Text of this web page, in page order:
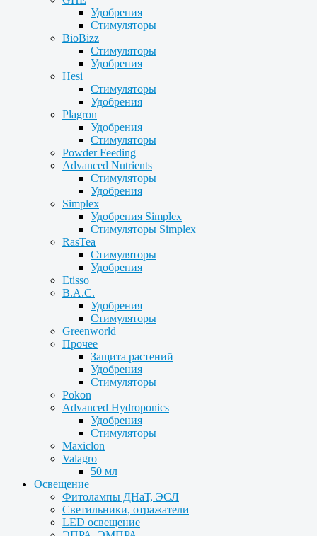
Удобрения
Стимуляторы
BioBizz
Стимуляторы
Удобрения
Hesi
Стимуляторы
Удобрения
Plagron
Удобрения
Стимуляторы
Powder Feeding
Advanced Nutrients
Стимуляторы
Удобрения
Simplex
Удобрения Simplex
Стимуляторы Simplex
RasTea
Стимуляторы
Удобрения
Etisso
B.A.C.
Удобрения
Стимуляторы
Greenworld
Прочее
Защита растений
Удобрения
Стимуляторы
Pokon
Advanced Hydroponics
Удобрения
Стимуляторы
Maxiclon
Valagro
50 мл
Освещение
Фитолампы ДНаТ, ЭСЛ
Светильники, отражатели
LED освещение